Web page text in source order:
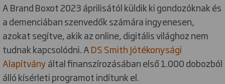
A Brand Boxot 2023 áprilisától küldik ki gondozóknak és
a demenciában szenvedők számára ingyenesen,
azokat segítve, akik az online, digitális világhoz nem
tudnak kapcsolódni. ADS Smith Jótékonysági
Alapítványáltal finanszírozásában első 1.000 dobozból
álló kísérleti programot indítunk el.